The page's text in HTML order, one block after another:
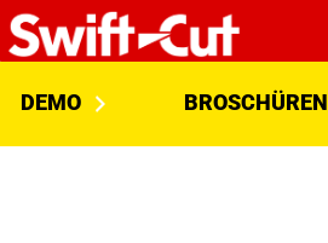
DEMO BROSCHÜREN